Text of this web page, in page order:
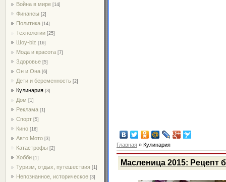
Война в мире [14]
Финансы [2]
Политика [14]
Технологии [25]
Шоу-biz [16]
Мода и красота [7]
Здоровье [5]
Он и Она [6]
Дети и беременность [2]
Кулинария [3]
Дом [1]
Реклама [1]
Спорт [5]
Кино [16]
Авто Мото [3]
Катастрофы [2]
Хобби [1]
Туризм, отдых, путешествия [1]
Непознанное, историческое [3]
Главная » Кулинария
Масленица 2015: Рецепт